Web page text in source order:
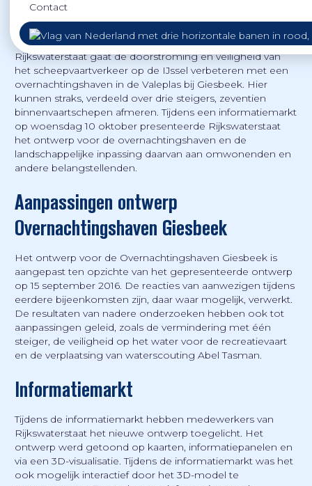
Contact
Rijkswaterstaat gaat de doorstroming en veiligheid van
het scheepvaartverkeer op de IJssel verbeteren met een
overnachtingshaven in de Valeplas bij Giesbeek. Hier
kunnen straks, verdeeld over drie steigers, zeventien
binnenvaartschepen afmeren. Tijdens een informatiemarkt
op woensdag 10 oktober presenteerde Rijkswaterstaat
het ontwerp voor de overnachtingshaven en de
landschappelijke inpassing daarvan aan omwonenden en
andere belangstellenden.
Aanpassingen ontwerp
Overnachtingshaven Giesbeek
Het ontwerp voor de Overnachtingshaven Giesbeek is
aangepast ten opzichte van het gepresenteerde ontwerp
op 15 september 2016. De reacties van aanwezigen tijdens
eerdere bijeenkomsten zijn, daar waar mogelijk, verwerkt.
De resultaten van nadere onderzoeken hebben ook tot
aanpassingen geleid, zoals de vermindering met één
steiger, de veiligheid op het water voor de recreatievaart
en de verplaatsing van waterscouting Abel Tasman.
Informatiemarkt
Tijdens de informatiemarkt hebben medewerkers van
Rijkswaterstaat het nieuwe ontwerp toegelicht. Het
ontwerp werd getoond op kaarten, informatiepanelen en
via een 3D-visualisatie. Tijdens de informatiemarkt was het
ook mogelijk interactief door het 3D-model te